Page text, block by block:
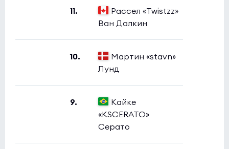
11.
Рассел «Twistzz»
Ван Далкин
10.
Мартин «stavn»
Лунд
9.
Кайке
«KSCERATO»
Серато